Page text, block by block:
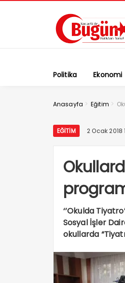
Politika Ekonomi
Anasayfa > Eğitim >
EĞITIM 2 Ocak 2018
‘’Okulda
Sosyal İşler
okullarda